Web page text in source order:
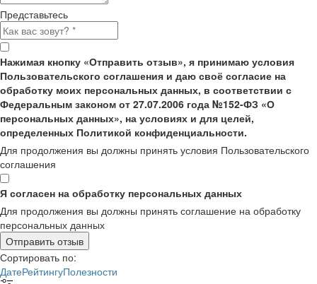
Представьтесь
Нажимая кнопку «Отправить отзыв», я принимаю условия
Пользовательского соглашения и даю своё согласие на
обработку моих персональных данных, в соответствии с
Федеральным законом от 27.07.2006 года №152-ФЗ «О
персональных данных», на условиях и для целей,
определенных Политикой конфиденциальности.
Для продолжения вы должны принять условия Пользовательского
соглашения
Я согласен на обработку персональных данных
Для продолжения вы должны принять соглашение на обработку
персональных данных
Отправить отзыв
Сортировать по:
ДатеРейтингуПолезности